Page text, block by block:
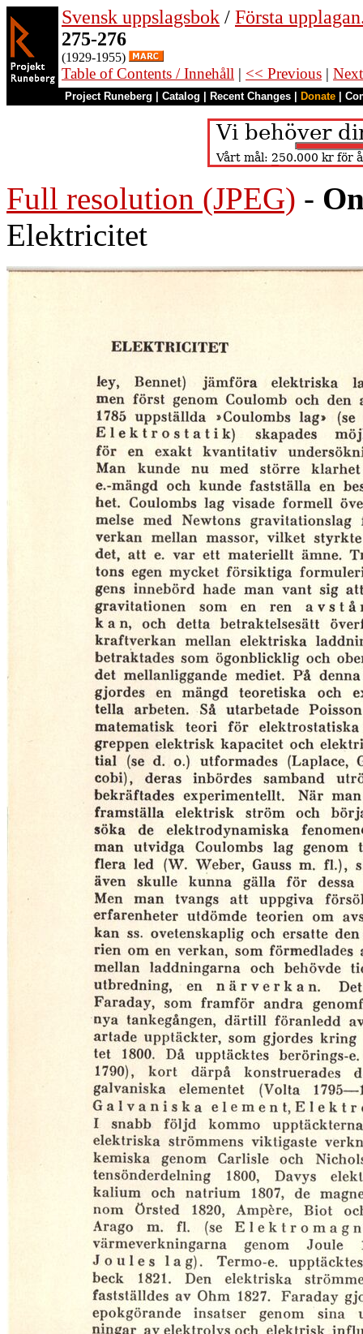
Svensk uppslagsbok / Första
275-276
(1929-1955)
Table of Contents / Innehåll | << Previous |
Project Runeberg Catalog Recent Changes Donate
Full resolution (JPEG) -
Elektricitet